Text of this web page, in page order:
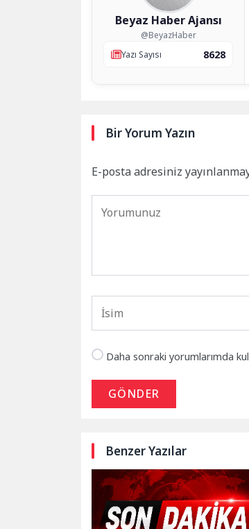
Beyaz Haber Ajansı
@BeyazHaber
Yazı Sayısı
8628
Bir Yorum Yazın
E-posta adresiniz
Daha sonraki yorumlarımda
GÖNDER
Benzer Yazılar